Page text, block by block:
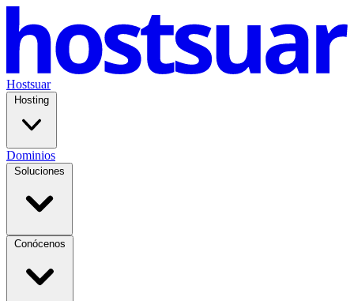
Hostsuar
Hosting
Dominios
Soluciones
Conócenos